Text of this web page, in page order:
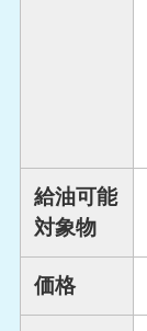
給油可能
対象物
価格